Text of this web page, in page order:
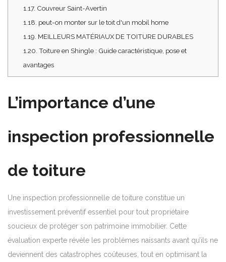
1.17. Couvreur Saint-Avertin
1.18. peut-on monter sur le toit d'un mobil home
1.19. MEILLEURS MATÉRIAUX DE TOITURE DURABLES
1.20. Toiture en Shingle : Guide caractéristique, pose et
avantages
L’importance d’une
inspection professionnelle
de toiture
Une inspection professionnelle de toiture constitue un
investissement préventif essentiel pour tout propriétaire
soucieux de protéger son patrimoine immobilier. Cette
évaluation experte révèle les problèmes naissants avant qu’ils ne
deviennent des catastrophes coûteuses, tout en optimisant la